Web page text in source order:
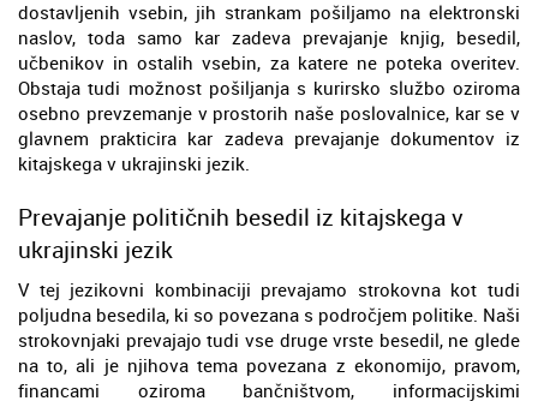
dostavljenih vsebin, jih strankam pošiljamo na elektronski
naslov, toda samo kar zadeva prevajanje knjig, besedil,
učbenikov in ostalih vsebin, za katere ne poteka overitev.
Obstaja tudi možnost pošiljanja s kurirsko službo oziroma
osebno prevzemanje v prostorih naše poslovalnice, kar se v
glavnem prakticira kar zadeva prevajanje dokumentov iz
kitajskega v ukrajinski jezik.
Prevajanje političnih besedil iz kitajskega v
ukrajinski jezik
V tej jezikovni kombinaciji prevajamo strokovna kot tudi
poljudna besedila, ki so povezana s področjem politike. Naši
strokovnjaki prevajajo tudi vse druge vrste besedil, ne glede
na to, ali je njihova tema povezana z ekonomijo, pravom,
financami oziroma bančništvom, informacijskimi